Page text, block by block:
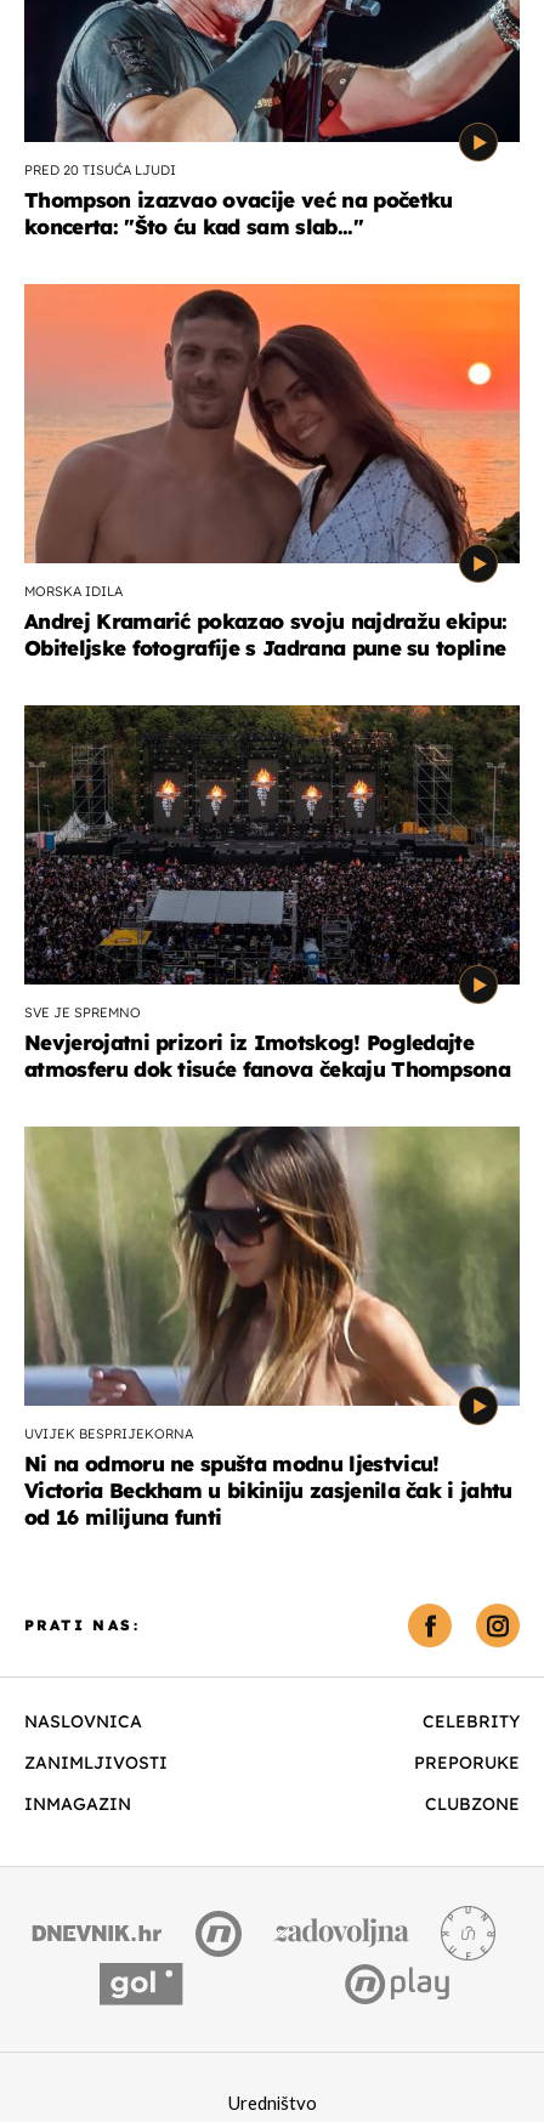
PRED 20 TISUĆA LJUDI
Thompson izazvao ovacije već na početku
koncerta: "Što ću kad sam slab..."
MORSKA IDILA
Andrej Kramarić pokazao svoju najdražu ekipu:
Obiteljske fotografije s Jadrana pune su topline
SVE JE SPREMNO
Nevjerojatni prizori iz Imotskog! Pogledajte
atmosferu dok tisuće fanova čekaju Thompsona
UVIJEK BESPRIJEKORNA
Ni na odmoru ne spušta modnu ljestvicu!
Victoria Beckham u bikiniju zasjenila čak i jahtu
od 16 milijuna funti
NASLOVNICA
CELEBRITY
ZANIMLJIVOSTI
PREPORUKE
INMAGAZIN
CLUBZONE
PRATI NAS:
Uredništvo